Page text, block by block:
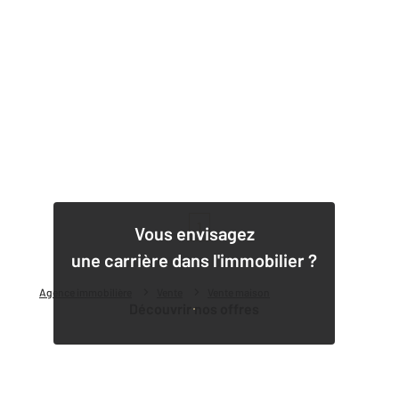
Agence immobilière
Vous envisagez
une carrière dans l'immobilier ?
Découvrir nos offres